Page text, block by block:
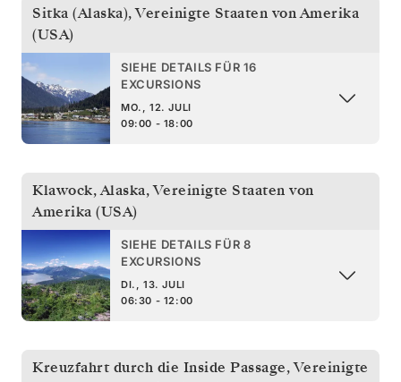
Sitka (Alaska),Vereinigte Staaten von Amerika
(USA)
SIEHE DETAILS FÜR 16
EXCURSIONS
MO., 12. JULI
09:00 - 18:00
Klawock, Alaska,Vereinigte Staaten von
Amerika (USA)
SIEHE DETAILS FÜR 8
EXCURSIONS
DI., 13. JULI
06:30 - 12:00
Kreuzfahrt durch die Inside Passage,Vereinigte